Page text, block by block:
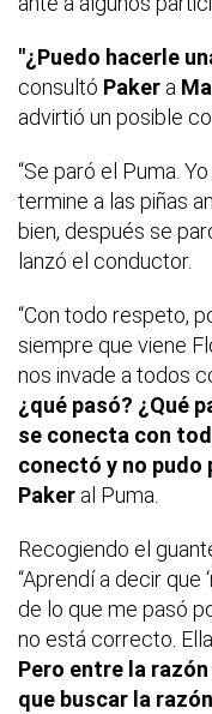
"¿Puedo hacerle
consultó Paker a
advirtió un posible
“Se paró el Puma.
termine a las piñas
bien, después se
lanzó el conductor.
“Con todo respeto,
siempre que viene
nos invade a todos
¿qué pasó? ¿Qué
se conecta con
conectó y no pudo
Paker al Puma.
Recogiendo el
“Aprendí a decir que
de lo que me pasó
no está correcto.
Pero entre la
que buscar la